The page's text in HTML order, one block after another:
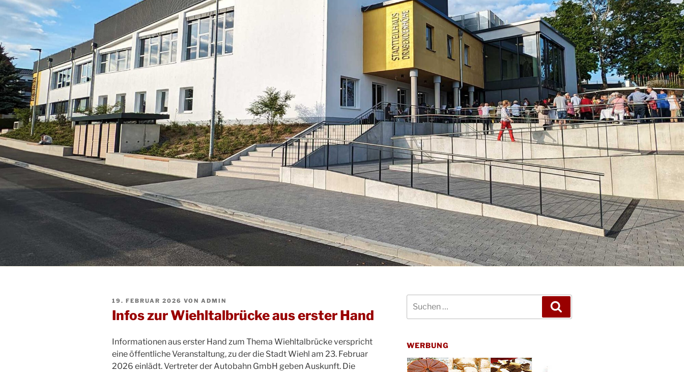
VERÖFFENTLICHT
AM
19. FEBRUAR 2026 VON ADMIN
Infos zur Wiehltalbrücke aus erster Hand
Informationen aus erster Hand zum Thema Wiehltalbrücke verspricht
eine öffentliche Veranstaltung, zu der die Stadt Wiehl am 23. Februar
2026 einlädt. Vertreter der Autobahn GmbH geben Auskunft. Die
nach:
WERBUNG